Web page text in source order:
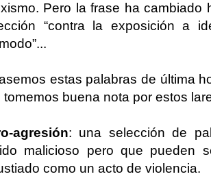
Pero la frase ha cambiado
“contra la exposición a
estas palabras de última
tomemos buena nota por estos
agresión: una selección de
malicioso pero que pueden
como un acto de violencia.